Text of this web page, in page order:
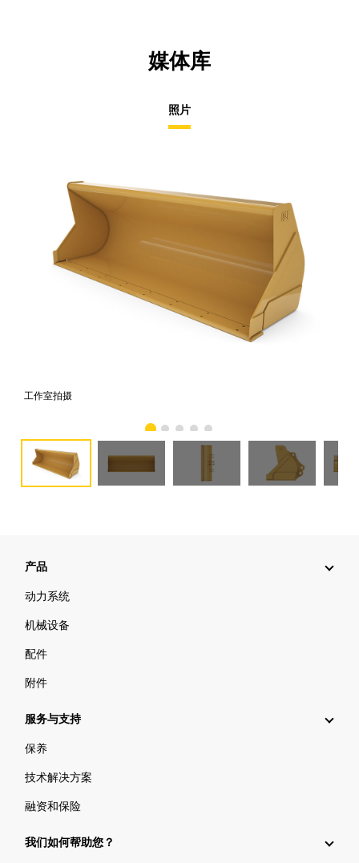
媒体库
照片
工作室拍摄
产品
动力系统
机械设备
配件
附件
服务与支持
保养
技术解决方案
融资和保险
我们如何帮助您？